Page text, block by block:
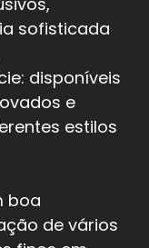
sofisticada
disponíveis
e
estilos
boa
de vários